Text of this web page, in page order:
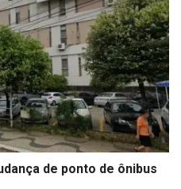
de ponto de ônibus